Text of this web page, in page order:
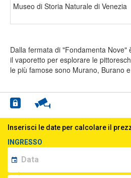
Museo di Storia Naturale di Venezia
Dalla fermata di "Fondamenta Nove"
il vaporetto per esplorare le
le più famose sono Murano, Burano
Inserisci le date per calcolare il
INGRESSO